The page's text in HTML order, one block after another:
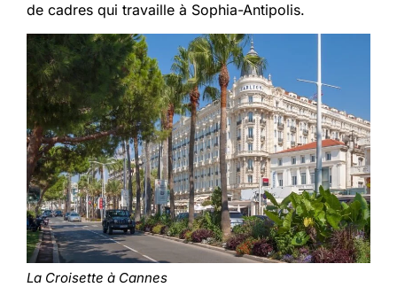
de cadres qui travaille à Sophia-Antipolis.
La Croisette à Cannes